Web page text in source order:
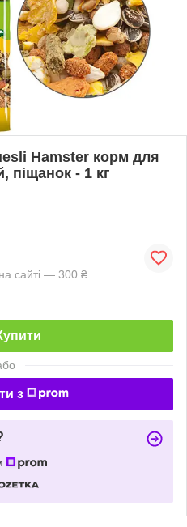
Hamster корм для
піщанок - 1 кг
сайті — 300 ₴
з